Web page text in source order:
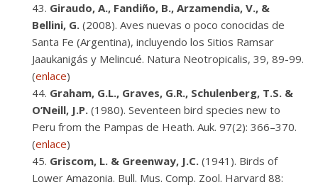
Giraudo, A., Fandiño, B., Arzamendia, V., &
Bellini, G. (2008). Aves nuevas o poco conocidas de
Santa Fe (Argentina), incluyendo los Sitios Ramsar
Jaaukanigás y Melincué. Natura Neotropicalis, 39, 89-99.
(enlace)
Graham, G.L., Graves, G.R., Schulenberg, T.S. &
O’Neill, J.P. (1980). Seventeen bird species new to
Peru from the Pampas de Heath. Auk. 97(2): 366–370.
(enlace)
Griscom, L. & Greenway, J.C. (1941). Birds of
Lower Amazonia. Bull. Mus. Comp. Zool. Harvard 88: